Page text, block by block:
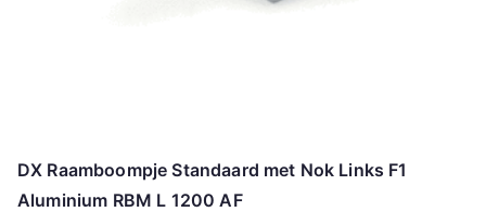
DX Raamboompje Standaard met Nok Links F1
Aluminium RBM L 1200 AF